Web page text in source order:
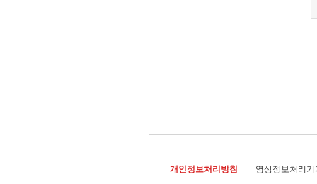
개인정보처리방침 영상정보처리기